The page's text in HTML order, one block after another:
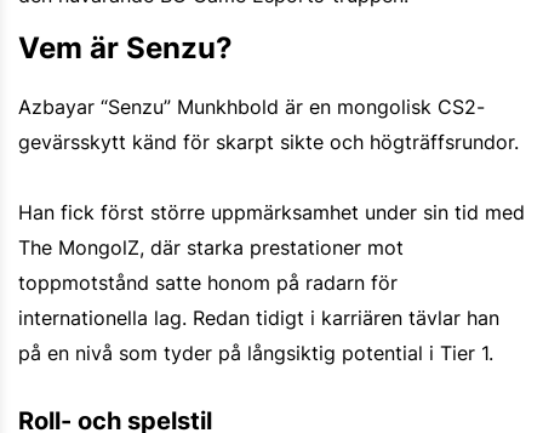
Vem är Senzu?
Azbayar “Senzu” Munkhbold är en mongolisk CS2-
gevärsskytt känd för skarpt sikte och högträffsrundor.
Han fick först större uppmärksamhet under sin tid med
The MongolZ, där starka prestationer mot
toppmotstånd satte honom på radarn för
internationella lag. Redan tidigt i karriären tävlar han
på en nivå som tyder på långsiktig potential i Tier 1.
Roll- och spelstil